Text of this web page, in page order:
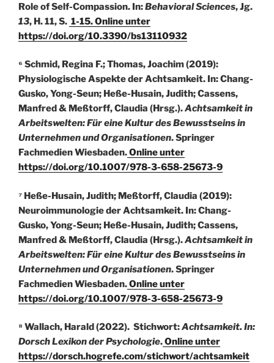
Role of Self-Compassion. In:Behavioral Sciences, Jg.
13, H. 11, S. 1-15. Online unter
https://doi.org/10.3390/bs13110932
⁶ Schmid, Regina F.; Thomas, Joachim (2019):
Physiologische Aspekte der Achtsamkeit. In: Chang-
Gusko, Yong-Seun; Heße-Husain, Judith; Cassens,
Manfred & Meßtorff, Claudia (Hrsg.).Achtsamkeit in
Arbeitswelten: Für eine Kultur des Bewusstseins in
Unternehmen und Organisationen. Springer
Fachmedien Wiesbaden.Online unter
https://doi.org/10.1007/978-3-658-25673-9
⁷ Heße-Husain, Judith; Meßtorff, Claudia (2019):
Neuroimmunologie der Achtsamkeit. In: Chang-
Gusko, Yong-Seun; Heße-Husain, Judith; Cassens,
Manfred & Meßtorff, Claudia (Hrsg.).Achtsamkeit in
Arbeitswelten: Für eine Kultur des Bewusstseins in
Unternehmen und Organisationen. Springer
Fachmedien Wiesbaden.Online unter
https://doi.org/10.1007/978-3-658-25673-9
⁸ Wallach, Harald (2022). Stichwort:Achtsamkeit. In:
Dorsch Lexikon der Psychologie.Online unter
https://dorsch.hogrefe.com/stichwort/achtsamkeit